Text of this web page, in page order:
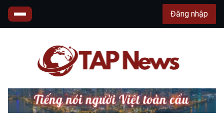
Đăng nhập